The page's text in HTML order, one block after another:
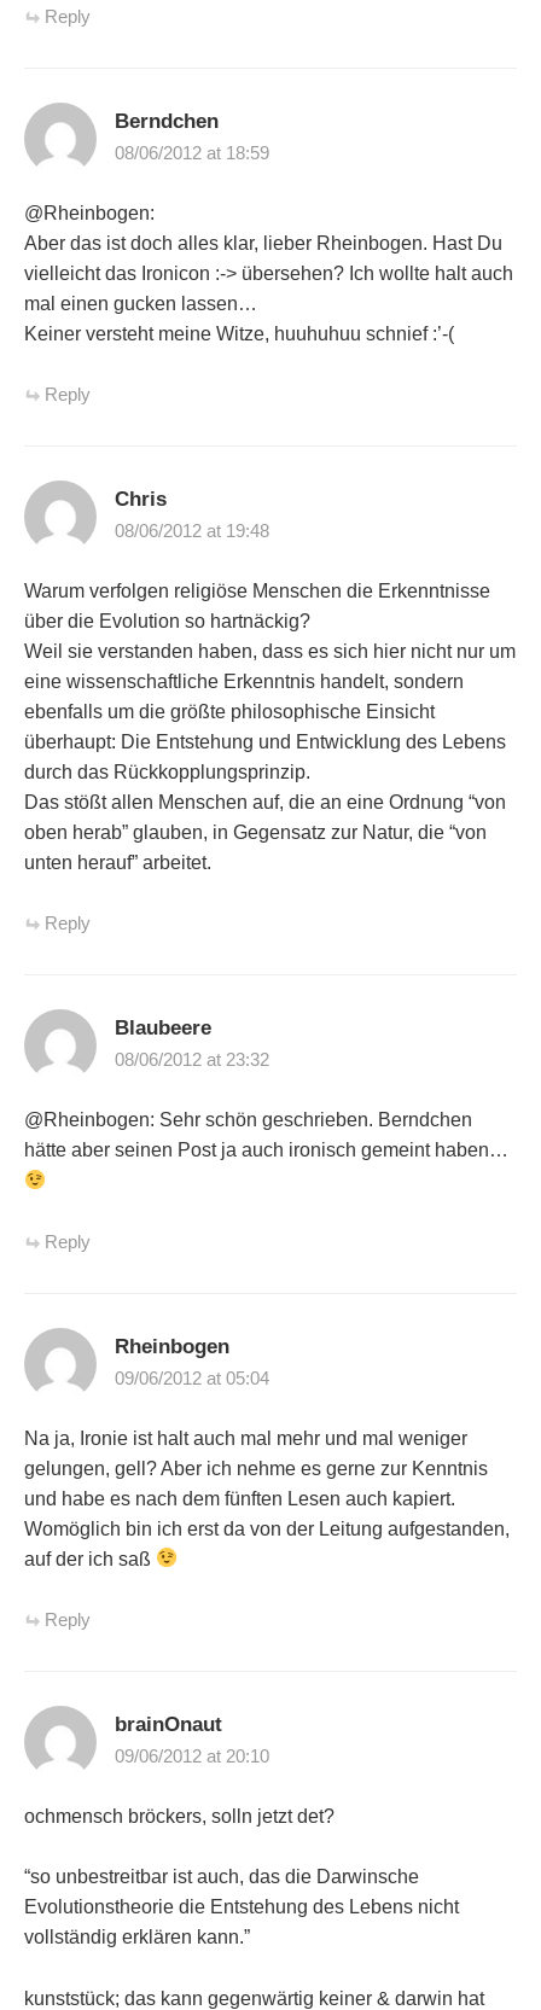
Reply
Berndchen
08/06/2012 at 18:59
@Rheinbogen:
Aber das ist doch alles klar, lieber Rheinbogen. Hast Du
vielleicht das Ironicon :-> übersehen? Ich wollte halt auch
mal einen gucken lassen…
Keiner versteht meine Witze, huuhuhuu schnief :’-(
Reply
Chris
08/06/2012 at 19:48
Warum verfolgen religiöse Menschen die Erkenntnisse
über die Evolution so hartnäckig?
Weil sie verstanden haben, dass es sich hier nicht nur um
eine wissenschaftliche Erkenntnis handelt, sondern
ebenfalls um die größte philosophische Einsicht
überhaupt: Die Entstehung und Entwicklung des Lebens
durch das Rückkopplungsprinzip.
Das stößt allen Menschen auf, die an eine Ordnung “von
oben herab” glauben, in Gegensatz zur Natur, die “von
unten herauf” arbeitet.
Reply
Blaubeere
08/06/2012 at 23:32
@Rheinbogen: Sehr schön geschrieben. Berndchen
hätte aber seinen Post ja auch ironisch gemeint haben…
Reply
Rheinbogen
09/06/2012 at 05:04
Na ja, Ironie ist halt auch mal mehr und mal weniger
gelungen, gell? Aber ich nehme es gerne zur Kenntnis
und habe es nach dem fünften Lesen auch kapiert.
Womöglich bin ich erst da von der Leitung aufgestanden,
auf der ich saß
Reply
brainOnaut
09/06/2012 at 20:10
ochmensch bröckers, solln jetzt det?
“so unbestreitbar ist auch, das die Darwinsche
Evolutionstheorie die Entstehung des Lebens nicht
vollständig erklären kann.”
kunststück; das kann gegenwärtig keiner & darwin hat